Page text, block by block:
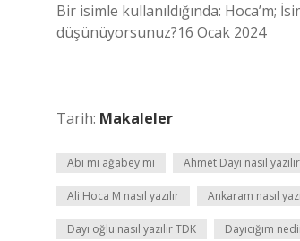
Bir isimle kullanıldığında: Hoca’m;
düşünüyorsunuz?16 Ocak 2024
Tarih: Makaleler
Abi mi ağabey mi Ahmet Dayı nasıl yazılır
Ali Hoca M nasıl yazılır Ankaram nasıl
Dayı oğlu nasıl yazılır TDK Dayıcığım